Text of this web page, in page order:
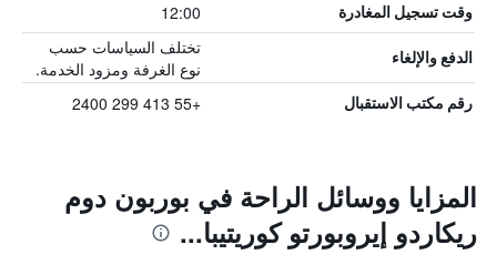
وقت تسجيل المغادرة 12:00
الدفع والإلغاء
تختلف السياسات حسب
نوع الغرفة ومزود الخدمة.
رقم مكتب الاستقبال +55 413 299 2400
المزايا ووسائل الراحة في بوربون دوم
ريكاردو إيروبورتو كوريتيبا...